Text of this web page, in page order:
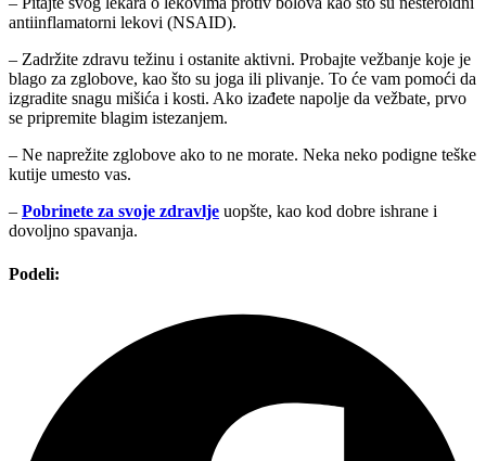
antiinflamatorni lekovi (NSAID).
– Zadržite zdravu težinu i ostanite aktivni. Probajte vežbanje koje je
blago za zglobove, kao što su joga ili plivanje. To će vam pomoći da
izgradite snagu mišića i kosti. Ako izađete napolje da vežbate, prvo
se pripremite blagim istezanjem.
– Ne naprežite zglobove ako to ne morate. Neka neko podigne teške
kutije umesto vas.
– Pobrinete za svoje zdravlje uopšte, kao kod dobre ishrane i
dovoljno spavanja.
Podeli: